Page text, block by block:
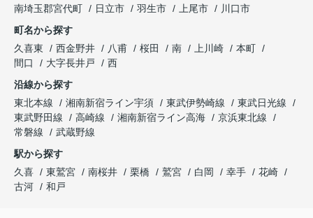
南埼玉郡宮代町
日立市 羽生市 上尾市
川口市
町名から探す
久喜東
西金野井 八甫 桜田 南 上川崎
本町
間口
大字長井戸
西
沿線から探す
東北本線
湘南新宿ライン宇須 東武伊勢崎線
東武日光線
東武野田線
高崎線 湘南新宿ライン高海
京浜東北線
常磐線
武蔵野線
駅から探す
久喜
東鷲宮 南桜井 栗橋 鷲宮 白岡 幸手
花崎
古河
和戸